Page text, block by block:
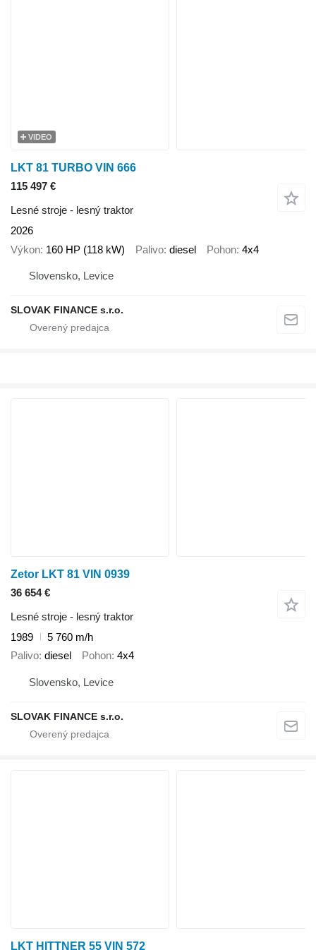
VIDEO
LKT 81 TURBO VIN 666
115 497 €
Lesné stroje - lesný traktor
2026
Výkon 160 HP (118 kW) Palivo diesel Pohon 4x4
Slovensko, Levice
SLOVAK FINANCE s.r.o.
Zetor LKT 81 VIN 0939
36 654 €
Lesné stroje - lesný traktor
1989
5 760 m/h
Palivo diesel Pohon 4x4
Slovensko, Levice
SLOVAK FINANCE s.r.o.
LKT HITTNER 55 VIN 572